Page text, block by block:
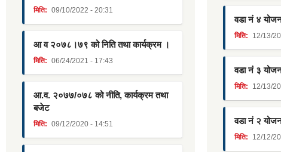
मिति: 09/10/2022 - 20:31
आ व २०७८।७९ को निति तथा कार्यक्रम ।
मिति: 06/24/2021 - 17:43
आ.व. २०७७/०७८ को नीति, कार्यक्रम तथा
बजेट
मिति: 09/12/2020 - 14:51
वडा नं ४
मिति: 12/13/
वडा नं ३
मिति: 12/13/
वडा नं २
मिति: 12/12/